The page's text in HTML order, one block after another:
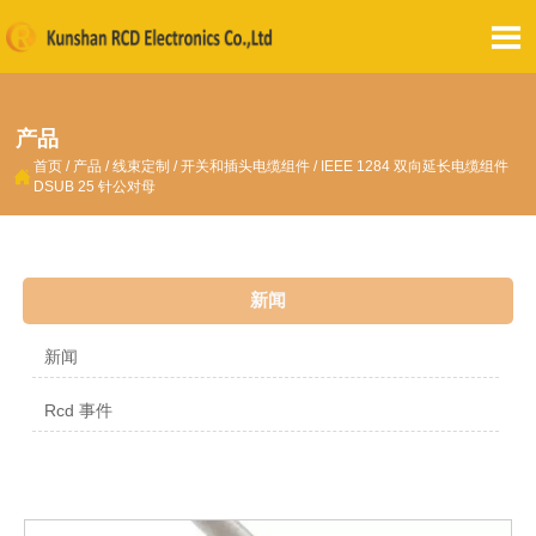

产品
 首页 / 产品 /线束定制 /开关和插头电缆组件 / IEEE 1284 双向延长电缆组件
DSUB 25 针公对母
新闻
新闻
Rcd 事件